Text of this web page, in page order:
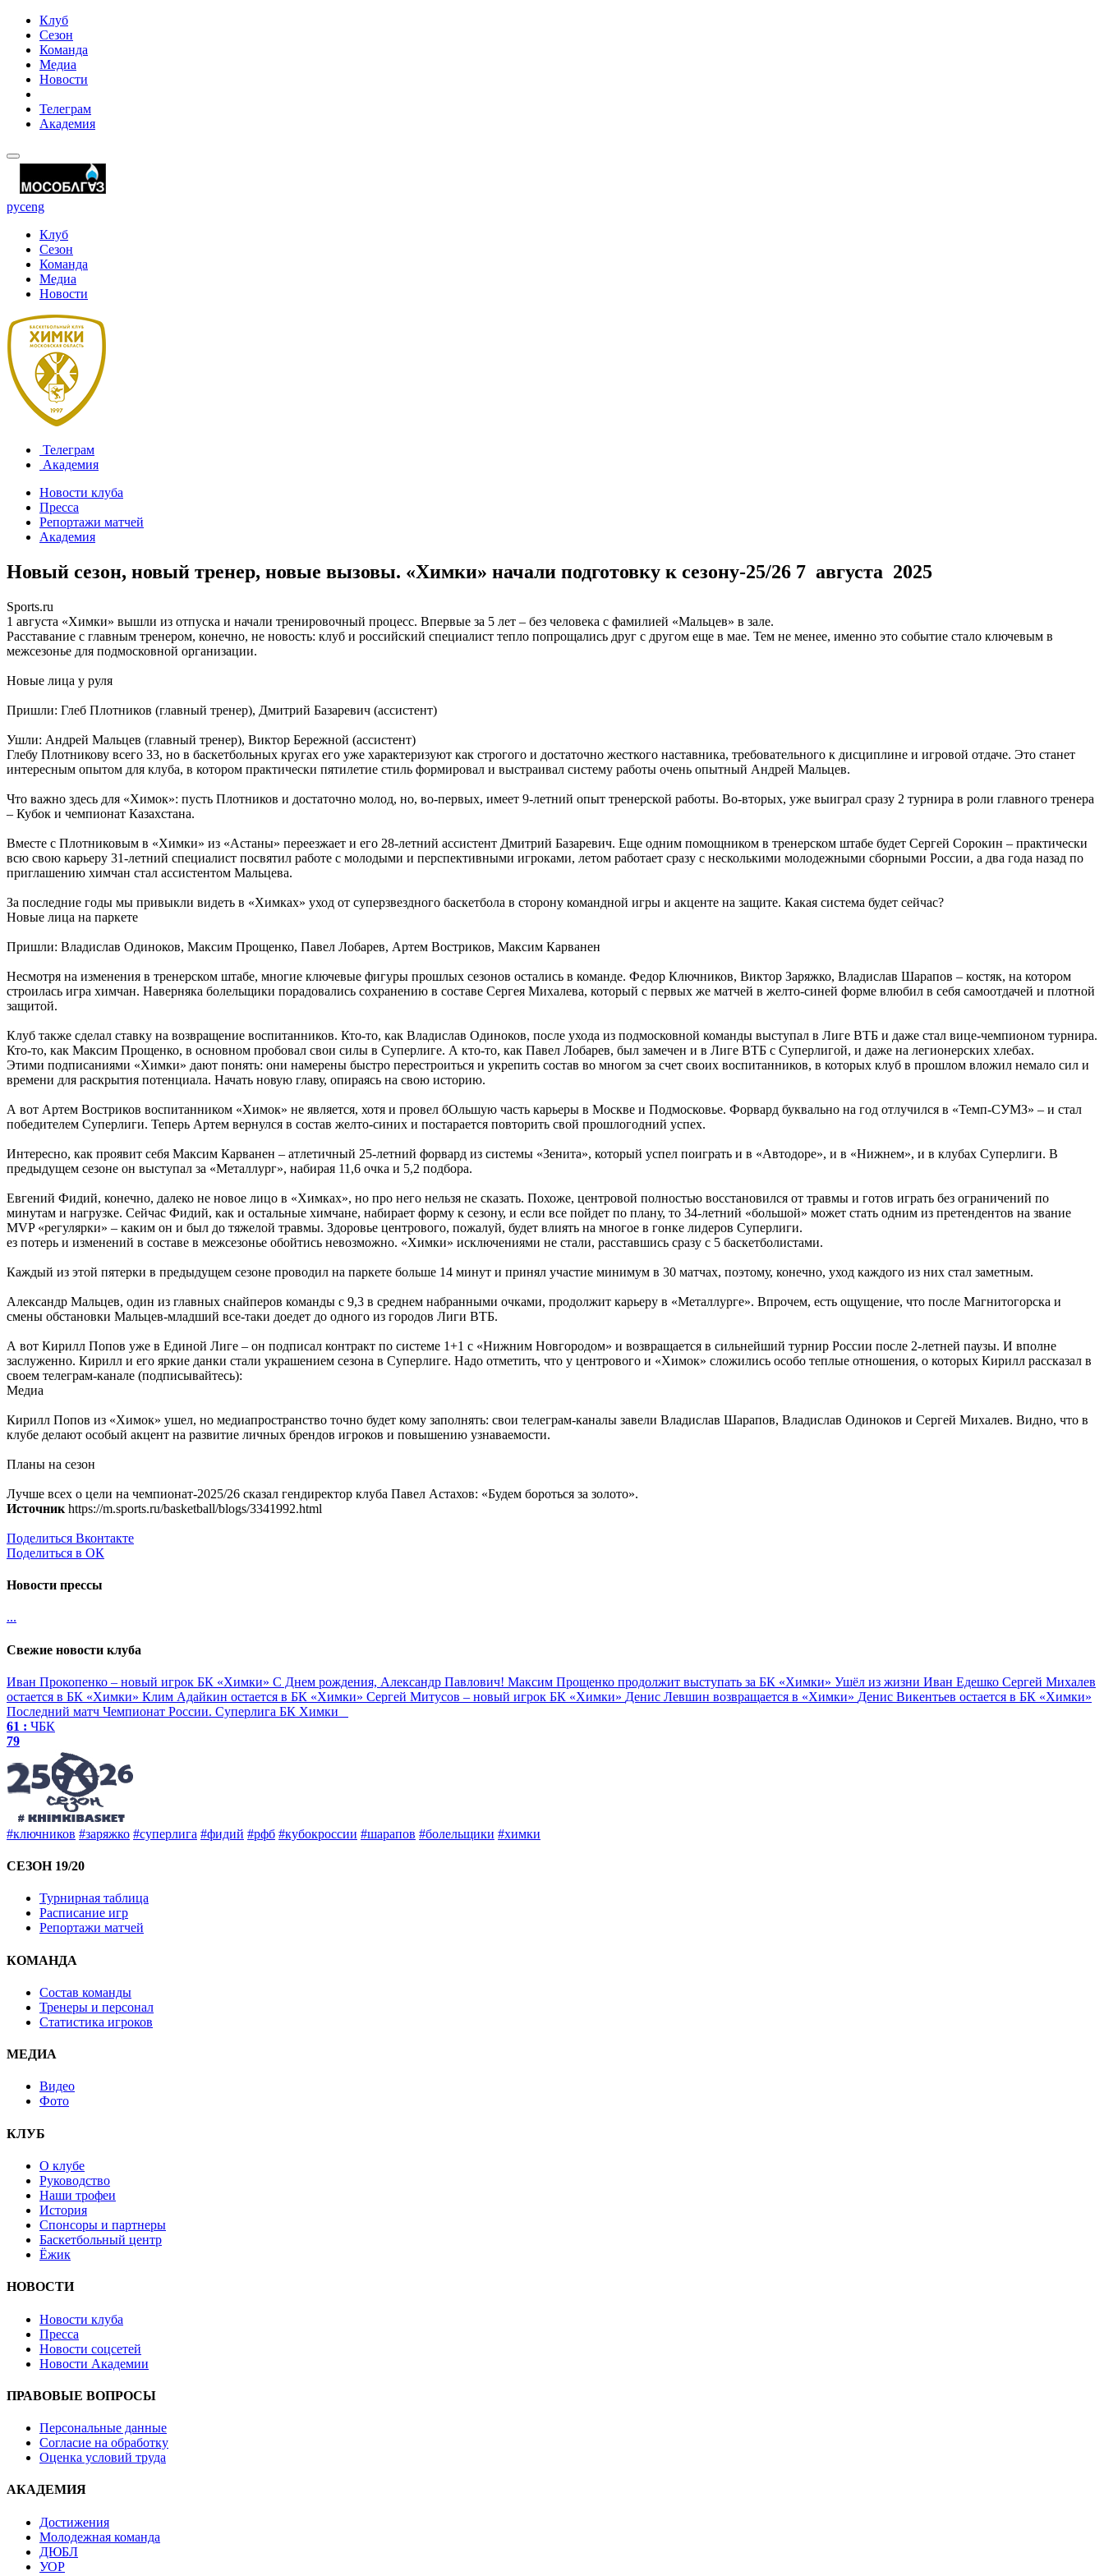
Клуб
Сезон
Команда
Медиа
Новости
Телеграм
Академия
русeng
Клуб
Сезон
Команда
Медиа
Новости
Телеграм
Академия
Новости клуба
Пресса
Репортажи матчей
Академия
Новый сезон, новый тренер, новые вызовы. «Химки» начали подготовку к сезону-25/26 7 августа 2025
Sports.ru
1 августа «Химки» вышли из отпуска и начали тренировочный процесс. Впервые за 5 лет – без человека с фамилией «Мальцев» в зале.
Расставание с главным тренером, конечно, не новость: клуб и российский специалист тепло попрощались друг с другом еще в мае. Тем не менее, именно это событие стало ключевым в
межсезонье для подмосковной организации.
Новые лица у руля
Пришли: Глеб Плотников (главный тренер), Дмитрий Базаревич (ассистент)
Ушли: Андрей Мальцев (главный тренер), Виктор Бережной (ассистент)
Глебу Плотникову всего 33, но в баскетбольных кругах его уже характеризуют как строгого и достаточно жесткого наставника, требовательного к дисциплине и игровой отдаче. Это станет
интересным опытом для клуба, в котором практически пятилетие стиль формировал и выстраивал систему работы очень опытный Андрей Мальцев.
Что важно здесь для «Химок»: пусть Плотников и достаточно молод, но, во-первых, имеет 9-летний опыт тренерской работы. Во-вторых, уже выиграл сразу 2 турнира в роли главного тренера
– Кубок и чемпионат Казахстана.
Вместе с Плотниковым в «Химки» из «Астаны» переезжает и его 28-летний ассистент Дмитрий Базаревич. Еще одним помощником в тренерском штабе будет Сергей Сорокин – практически
всю свою карьеру 31-летний специалист посвятил работе с молодыми и перспективными игроками, летом работает сразу с несколькими молодежными сборными России, а два года назад по
приглашению химчан стал ассистентом Мальцева.
За последние годы мы привыкли видеть в «Химках» уход от суперзвездного баскетбола в сторону командной игры и акценте на защите. Какая система будет сейчас?
Новые лица на паркете
Пришли: Владислав Одиноков, Максим Прощенко, Павел Лобарев, Артем Востриков, Максим Карванен
Несмотря на изменения в тренерском штабе, многие ключевые фигуры прошлых сезонов остались в команде. Федор Ключников, Виктор Заряжко, Владислав Шарапов – костяк, на котором
строилась игра химчан. Наверняка болельщики порадовались сохранению в составе Сергея Михалева, который с первых же матчей в желто-синей форме влюбил в себя самоотдачей и плотной
защитой.
Клуб также сделал ставку на возвращение воспитанников. Кто-то, как Владислав Одиноков, после ухода из подмосковной команды выступал в Лиге ВТБ и даже стал вице-чемпионом турнира.
Кто-то, как Максим Прощенко, в основном пробовал свои силы в Суперлиге. А кто-то, как Павел Лобарев, был замечен и в Лиге ВТБ с Суперлигой, и даже на легионерских хлебах.
Этими подписаниями «Химки» дают понять: они намерены быстро перестроиться и укрепить состав во многом за счет своих воспитанников, в которых клуб в прошлом вложил немало сил и
времени для раскрытия потенциала. Начать новую главу, опираясь на свою историю.
А вот Артем Востриков воспитанником «Химок» не является, хотя и провел бОльшую часть карьеры в Москве и Подмосковье. Форвард буквально на год отлучился в «Темп-СУМЗ» – и стал
победителем Суперлиги. Теперь Артем вернулся в состав желто-синих и постарается повторить свой прошлогодний успех.
Интересно, как проявит себя Максим Карванен – атлетичный 25-летний форвард из системы «Зенита», который успел поиграть и в «Автодоре», и в «Нижнем», и в клубах Суперлиги. В
предыдущем сезоне он выступал за «Металлург», набирая 11,6 очка и 5,2 подбора.
Евгений Фидий, конечно, далеко не новое лицо в «Химках», но про него нельзя не сказать. Похоже, центровой полностью восстановился от травмы и готов играть без ограничений по
минутам и нагрузке. Сейчас Фидий, как и остальные химчане, набирает форму к сезону, и если все пойдет по плану, то 34-летний «большой» может стать одним из претендентов на звание
MVP «регулярки» – каким он и был до тяжелой травмы. Здоровье центрового, пожалуй, будет влиять на многое в гонке лидеров Суперлиги.
ез потерь и изменений в составе в межсезонье обойтись невозможно. «Химки» исключениями не стали, расставшись сразу с 5 баскетболистами.
Каждый из этой пятерки в предыдущем сезоне проводил на паркете больше 14 минут и принял участие минимум в 30 матчах, поэтому, конечно, уход каждого из них стал заметным.
Александр Мальцев, один из главных снайперов команды с 9,3 в среднем набранными очками, продолжит карьеру в «Металлурге». Впрочем, есть ощущение, что после Магнитогорска и
смены обстановки Мальцев-младший все-таки доедет до одного из городов Лиги ВТБ.
А вот Кирилл Попов уже в Единой Лиге – он подписал контракт по системе 1+1 с «Нижним Новгородом» и возвращается в сильнейший турнир России после 2-летней паузы. И вполне
заслуженно. Кирилл и его яркие данки стали украшением сезона в Суперлиге. Надо отметить, что у центрового и «Химок» сложились особо теплые отношения, о которых Кирилл рассказал в
своем телеграм-канале (подписывайтесь):
Медиа
Кирилл Попов из «Химок» ушел, но медиапространство точно будет кому заполнять: свои телеграм-каналы завели Владислав Шарапов, Владислав Одиноков и Сергей Михалев. Видно, что в
клубе делают особый акцент на развитие личных брендов игроков и повышению узнаваемости.
Планы на сезон
Лучше всех о цели на чемпионат-2025/26 сказал гендиректор клуба Павел Астахов: «Будем бороться за золото».
Источник https://m.sports.ru/basketball/blogs/3341992.html
Поделиться Вконтакте
Поделиться в ОК
Новости прессы
...
Свежие новости клуба
Иван Прокопенко – новый игрок БК «Химки» С Днем рождения, Александр Павлович! Максим Прощенко продолжит выступать за БК «Химки» Ушёл из жизни Иван Едешко Сергей Михалев
остается в БК «Химки» Клим Адайкин остается в БК «Химки» Сергей Митусов – новый игрок БК «Химки» Денис Левшин возвращается в «Химки» Денис Викентьев остается в БК «Химки»
Последний матч Чемпионат России. Суперлига БК Химки
61 : ЧБК
79
#ключников #заряжко #суперлига #фидий #рфб #кубокроссии #шарапов #болельщики #химки
СЕЗОН 19/20
Турнирная таблица
Расписание игр
Репортажи матчей
КОМАНДА
Состав команды
Тренеры и персонал
Статистика игроков
МЕДИА
Видео
Фото
КЛУБ
О клубе
Руководство
Наши трофеи
История
Спонсоры и партнеры
Баскетбольный центр
Ёжик
НОВОСТИ
Новости клуба
Пресса
Новости соцсетей
Новости Академии
ПРАВОВЫЕ ВОПРОСЫ
Персональные данные
Согласие на обработку
Оценка условий труда
АКАДЕМИЯ
Достижения
Молодежная команда
ДЮБЛ
УОР